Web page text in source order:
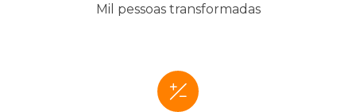
Mil pessoas transformadas